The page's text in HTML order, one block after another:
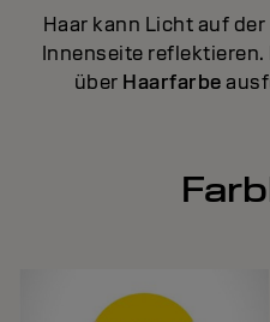
Haar kann Licht auf
Innenseite reflektieren.
über Haarfarbe